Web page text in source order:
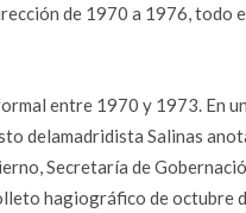
de 1970 a 1976, todo
entre 1970 y 1973. En
delamadridista Salinas
Secretaría de
hagiográfico de octubre